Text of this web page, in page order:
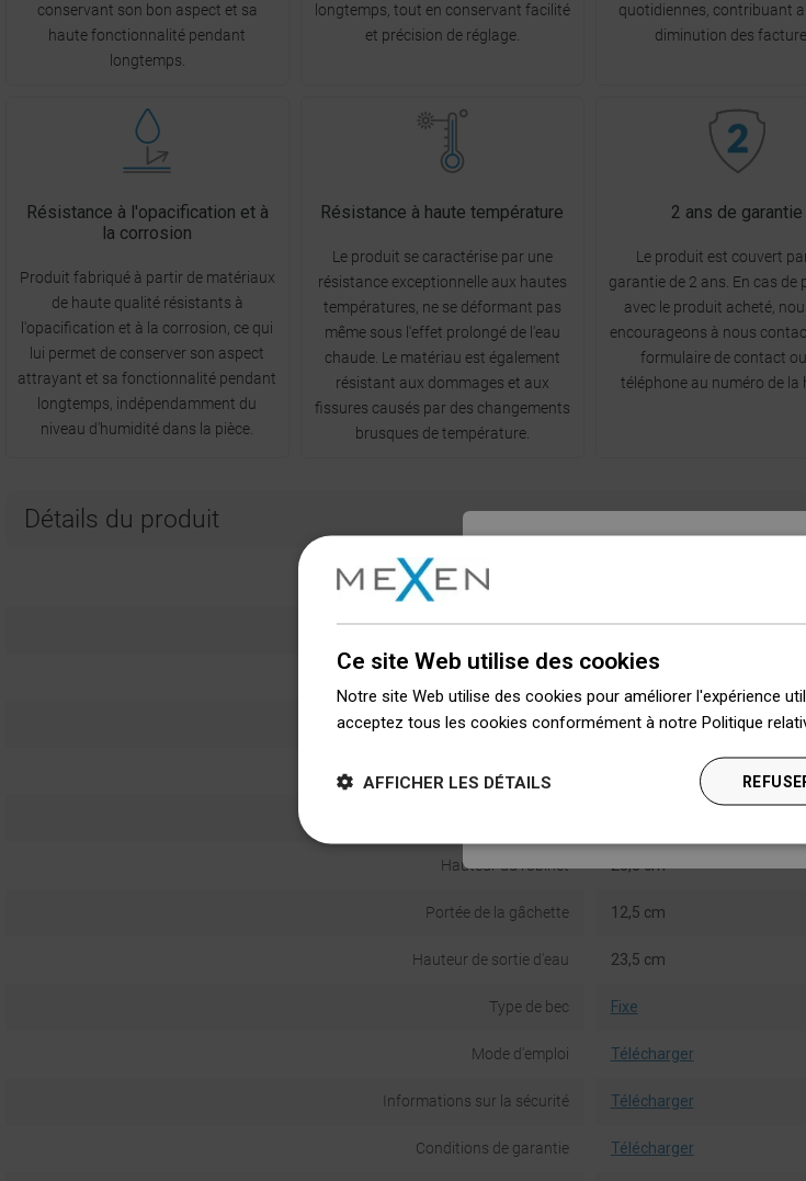
conservant son bon aspect et sa
haute fonctionnalité pendant
longtemps.
longtemps, tout en conservant facilité
et précision de réglage.
quotidiennes, contribuant
diminution des
Résistance à l'opacification et à
la corrosion
Produit fabriqué à partir de matériaux
de haute qualité résistants à
l'opacification et à la corrosion, ce qui
lui permet de conserver son aspect
attrayant et sa fonctionnalité pendant
longtemps, indépendamment du
niveau d'humidité dans la pièce.
Résistance à haute température
Le produit se caractérise par une
résistance exceptionnelle aux hautes
températures, ne se déformant pas
même sous l'effet prolongé de l'eau
chaude. Le matériau est également
résistant aux dommages et aux
fissures causés par des changements
brusques de température.
2 ans de garantie
Le produit est couvert
garantie de 2 ans. En cas de
avec le produit acheté,
encourageons à nous
formulaire de contact
téléphone au numéro de la
Détails du produit
Couleur Noir
Bouchon inclus Non
Hauteur du robinet 28,3 cm
Portée de la gâchette 12,5 cm
Hauteur de sortie d'eau 23,5 cm
Type de bec Fixe
Mode d'emploi Télécharger
Informations sur la sécurité Télécharger
Conditions de garantie Télécharger
Nederlands
Ce site Web utilise des cookies
Notre site Web utilise des cookies pour améliorer l'expérience
acceptez tous les cookies conformément à notre Politique
AFFICHER LES DÉTAILS